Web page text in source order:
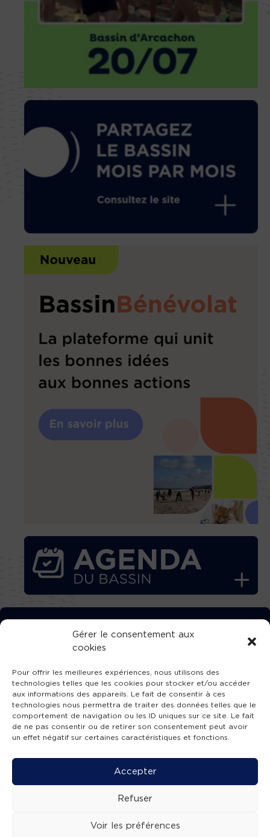
Gérer le consentement aux
cookies
Pour offrir les meilleures expériences, nous utilisons des
technologies telles que les cookies pour stocker et/ou accéder
aux informations des appareils. Le fait de consentir à ces
technologies nous permettra de traiter des données telles que le
comportement de navigation ou les ID uniques sur ce site. Le fait
de ne pas consentir ou de retirer son consentement peut avoir
un effet négatif sur certaines caractéristiques et fonctions.
Accepter
Refuser
Voir les préférences
TÉLÉCHARGEZ GRATUITEMENT
L’APPLICATION TVBA !
SUIVEZ-NOUS !
Mentions légales -Accessibilité